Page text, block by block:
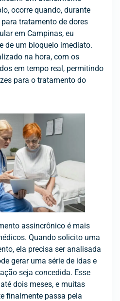
ocorre quando, durante
tratamento de dores
em Campinas, eu
de um bloqueio imediato.
na hora, com os
em tempo real, permitindo
para o tratamento do
assincrônico é mais
Quando solicito uma
ela precisa ser analisada
gerar uma série de idas e
seja concedida. Esse
dois meses, e muitas
finalmente passa pela